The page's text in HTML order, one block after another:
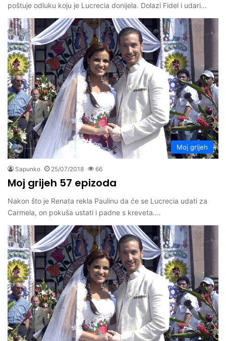
poštuje odluku koju je Lucrecia donijela. Dolazi Fidel i udari…
Moj grijeh
Sapunko 25/07/2018 66
Moj grijeh 57 epizoda
Nakon što je Renata rekla Paulinu da će se Lucrecia udati za
Carmela, on pokuša ustati i padne s kreveta.…